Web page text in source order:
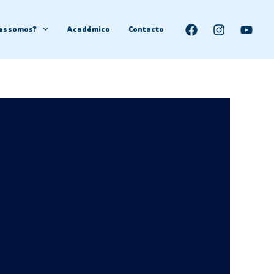
somos? Académico Contacto